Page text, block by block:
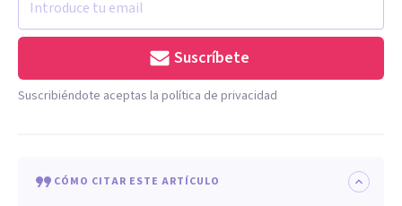
Suscríbete
Suscribiéndote aceptas la política de privacidad
CÓMO CITAR ESTE ARTÍCULO